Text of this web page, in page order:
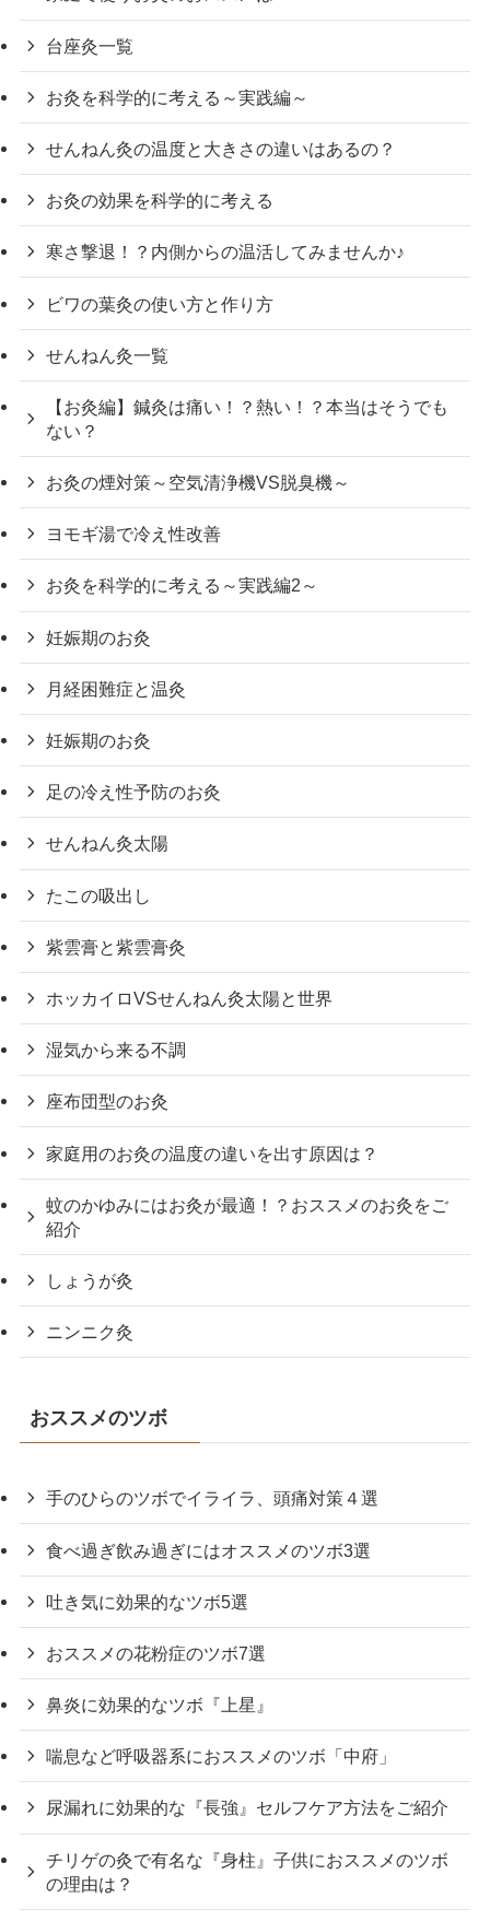
台座灸一覧
お灸を科学的に考える～実践編～
せんねん灸の温度と大きさの違いはあるの？
お灸の効果を科学的に考える
寒さ撃退！？内側からの温活してみませんか♪
ビワの葉灸の使い方と作り方
せんねん灸一覧
【お灸編】鍼灸は痛い！？熱い！？本当はそうでも
ない？
お灸の煙対策～空気清浄機VS脱臭機～
ヨモギ湯で冷え性改善
お灸を科学的に考える～実践編2～
妊娠期のお灸
月経困難症と温灸
妊娠期のお灸
足の冷え性予防のお灸
せんねん灸太陽
たこの吸出し
紫雲膏と紫雲膏灸
ホッカイロVSせんねん灸太陽と世界
湿気から来る不調
座布団型のお灸
家庭用のお灸の温度の違いを出す原因は？
蚊のかゆみにはお灸が最適！？おススメのお灸をご
紹介
しょうが灸
ニンニク灸
おススメのツボ
手のひらのツボでイライラ、頭痛対策４選
食べ過ぎ飲み過ぎにはオススメのツボ3選
吐き気に効果的なツボ5選
おススメの花粉症のツボ7選
鼻炎に効果的なツボ『上星』
喘息など呼吸器系におススメのツボ「中府」
尿漏れに効果的な『長強』セルフケア方法をご紹介
チリゲの灸で有名な『身柱』子供におススメのツボ
の理由は？